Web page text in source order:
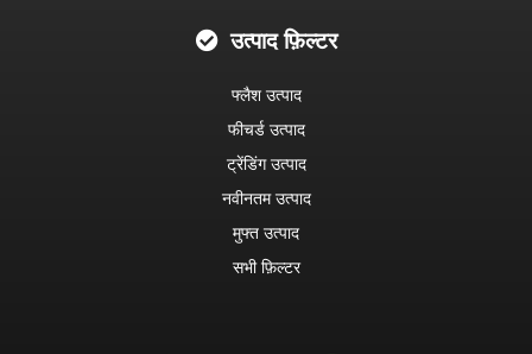
उत्पाद फ़िल्टर
फ्लैश उत्पाद
फीचर्ड उत्पाद
ट्रेंडिंग उत्पाद
नवीनतम उत्पाद
मुफ्त उत्पाद
सभी फ़िल्टर